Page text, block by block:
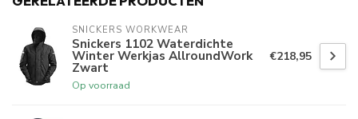
SNICKERS WORKWEAR
Snickers 1102 Waterdichte
Winter Werkjas AllroundWork
Zwart
Op voorraad
€218,95